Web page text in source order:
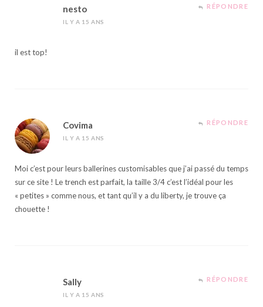
nesto
IL Y A 15 ANS
RÉPONDRE
il est top!
Covima
IL Y A 15 ANS
RÉPONDRE
Moi c’est pour leurs ballerines customisables que j’ai passé du temps
sur ce site ! Le trench est parfait, la taille 3/4 c’est l’idéal pour les
« petites » comme nous, et tant qu’il y a du liberty, je trouve ça
chouette !
Sally
IL Y A 15 ANS
RÉPONDRE